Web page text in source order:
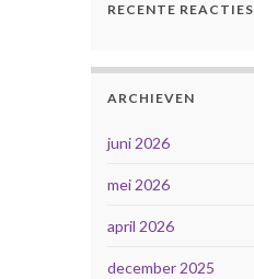
RECENTE REACTIES
ARCHIEVEN
juni 2026
mei 2026
april 2026
december 2025